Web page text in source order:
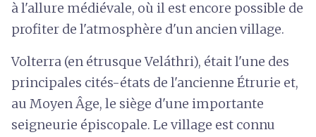
à l'allure médiévale, où il est encore possible de
profiter de l'atmosphère d'un ancien village.
Volterra (en étrusque Veláthri), était l'une des
principales cités-états de l'ancienne Étrurie et,
au Moyen Âge, le siège d'une importante
seigneurie épiscopale. Le village est connu